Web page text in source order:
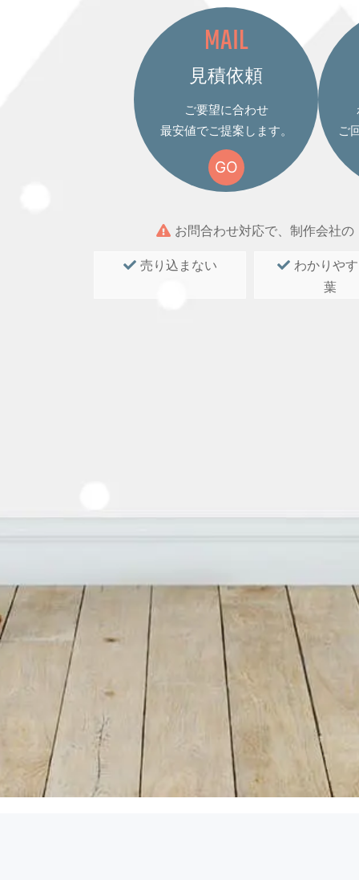
MAIL
見積依頼
ご要望に合わせ
最安値でご提案します。
GO
ご
お問合わせ対応で、制作会社の
売り込まない
わかりや
葉